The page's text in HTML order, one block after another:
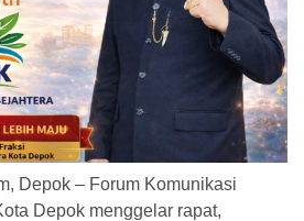
Depok – Forum Komunikasi
Depok menggelar rapat,